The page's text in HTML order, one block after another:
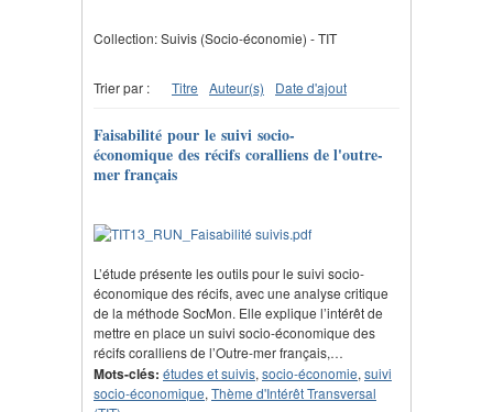
Collection: Suivis (Socio-économie) - TIT
Trier par : Titre Auteur(s) Date d'ajout
Faisabilité pour le suivi socio-
économique des récifs coralliens de l'outre-
mer français
L’étude présente les outils pour le suivi socio-
économique des récifs, avec une analyse critique
de la méthode SocMon. Elle explique l’intérêt de
mettre en place un suivi socio-économique des
récifs coralliens de l’Outre-mer français,…
Mots-clés: études et suivis, socio-économie, suivi
socio-économique, Thème d'Intérêt Transversal